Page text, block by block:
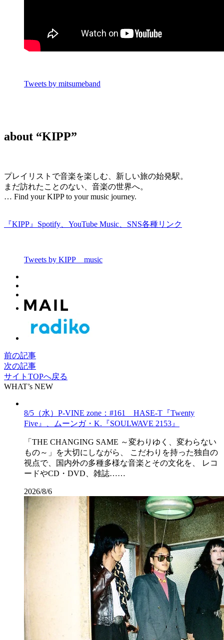
Tweets by mitsumeband
about “KIPP”
プレイリストで音楽を楽しむ、新しい旅の始発駅。
まだ訪れたことのない、音楽の世界へ。
… Find your KIPP to your music journey.
『KIPP』Spotify、YouTube Music、SNS各種リンク
Tweets by KIPP__music
前の記事
次の記事
サイトTOPへ戻る
WHAT’s NEW
8/5（水）P-VINE zone：#161 HASE-T『Twenty
Five』、ムーンガ・K.『SOULWAVE 2153』
「THE CHANGING SAME ～変わりゆく、変わらない
もの～」を大切にしながら、 こだわりを持った独自の
視点で、国内外の多種多様な音楽とその文化を、 レコ
ードやCD・DVD、雑誌……
2026/8/6